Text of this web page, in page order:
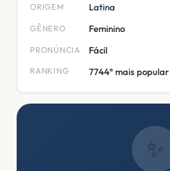
ORIGEM Latina
GÊNERO Feminino
PRONÚNCIA Fácil
RANKING 7744º mais popular
✨